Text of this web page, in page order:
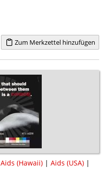
Zum Merkzettel hinzufügen
Aids (Hawaii) | Aids (USA) |